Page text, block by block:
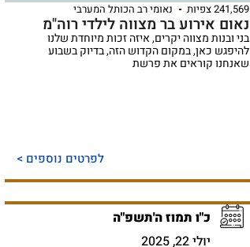
241,569 צפיות נאומי רב הכותל המערבי
נאום אירוע בר מצווה לילדי רוה"מ
בני ובנות מצווה יקרים, איזה זכות מיוחדת שלנו
להיפגש כאן, במקום הקדוש הזה, בדיוק בשבוע
שאנחנו קוראים את פרשת
לפרטים נוספים >
כ"ו תמוז ה'תשפ"ה
יולי 22, 2025